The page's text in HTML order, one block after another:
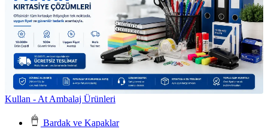
Kullan - At Ambalaj Ürünleri
Bardak ve Kapaklar